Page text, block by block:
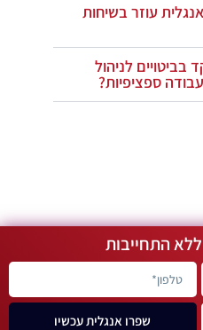
עוזר בשיחות
לניהול
ספציפיות?
ללא התחייבות
שפרו אנגלית עכשיו